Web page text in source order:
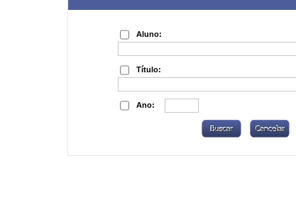
Aluno:
Título:
Ano: